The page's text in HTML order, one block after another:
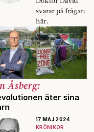
svarar på frågan
här.
Åsberg:
äter sina
17 MAJ 2024
KRÖNIKOR